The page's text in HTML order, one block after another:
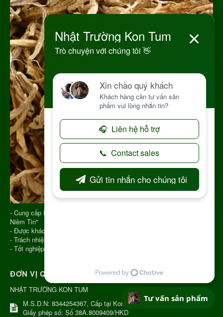
- Cung cấp Dược Liệu từ năm 2013 với Slogan "Vạn Chữ Tín Triệu
Niềm Tin"
- Được khách hàng đánh giá cao và nhận sự tin tưởng
- Trách nhiệm trên từng đơn hàng
- Tốt nghiệp Y Học Cổ Truyền, đúng chuyên ngành
ĐƠN VỊ QUẢN LÝ
NHẬT TRƯỜNG KON TUM
M.S.D.N: 8344254367, Cấp tại Kon Tum.
Giấy phép số: Số 38A.8009409/HKD
Tư vấn sản phẩm